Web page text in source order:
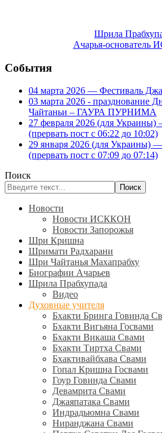
Шрила
Ачарья-
События
04 марта 2026 — Фестиваль
03 марта 2026 - празднование
Чайтаньи – ГАУРА ПУРНИМА
27 февраля 2026 (для
(прервать пост с 06:22 до 10:02)
29 января 2026 (для Украины)
(прервать пост с 07:09 до 07:14)
Поиск
Поиск
Новости
Новости ИСККОН
Новости Запорожья
Шри Кришна
Шримати Радхарани
Шри Чайтанья Махапрабху
Биографии Ачарьев
Шрила Прабхупада
Видео
Духовные учителя
Бхакти Бринга Говинда
Бхакти Вигьяна Госвами
Бхакти Викаша Свами
Бхакти Тиртха Свами
Бхактивайбхава Свами
Гопал Кришна Госвами
Гоур Говинда Свами
Девамрита Свами
Джаяпатака Свами
Индрадьюмна Свами
Ниранджана Свами